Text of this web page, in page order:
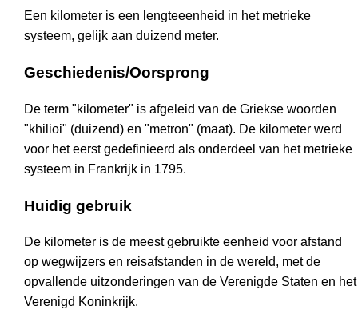
Een kilometer is een lengteeenheid in het metrieke
systeem, gelijk aan duizend meter.
Geschiedenis/Oorsprong
De term "kilometer" is afgeleid van de Griekse woorden
"khilioi" (duizend) en "metron" (maat). De kilometer werd
voor het eerst gedefinieerd als onderdeel van het metrieke
systeem in Frankrijk in 1795.
Huidig gebruik
De kilometer is de meest gebruikte eenheid voor afstand
op wegwijzers en reisafstanden in de wereld, met de
opvallende uitzonderingen van de Verenigde Staten en het
Verenigd Koninkrijk.